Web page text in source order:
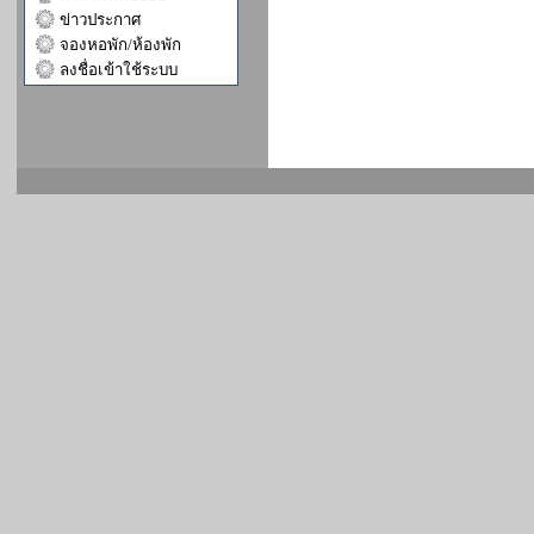
ข่าวประกาศ
จองหอพัก/ห้องพัก
ลงชื่อเข้าใช้ระบบ